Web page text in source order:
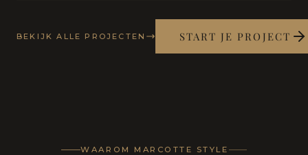
BEKIJK ALLE PROJECTEN START JE PROJECT
WAAROM MARCOTTE STYLE